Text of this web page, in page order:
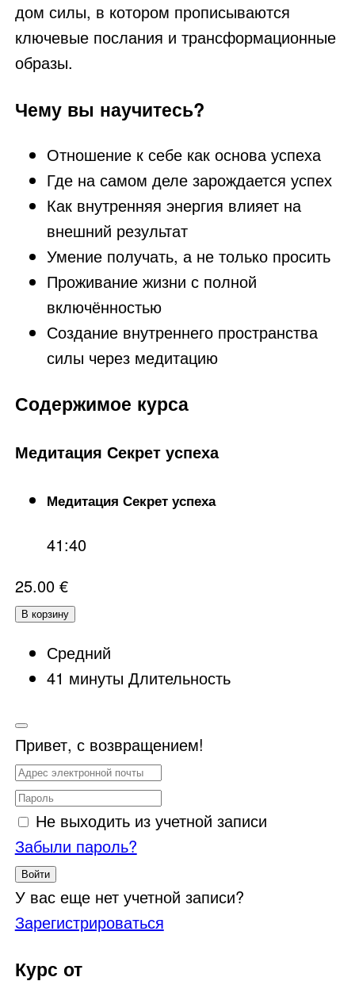
дом силы, в котором прописываются
ключевые послания и трансформационные
образы.
Чему вы научитесь?
Отношение к себе как основа успеха
Где на самом деле зарождается успех
Как внутренняя энергия влияет на
внешний результат
Умение получать, а не только просить
Проживание жизни с полной
включённостью
Создание внутреннего пространства
силы через медитацию
Содержимое курса
Медитация Секрет успеха
Медитация Секрет успеха
41:40
25.00 €
В корзину
Средний
41 минуты Длительность
Привет, с возвращением!
Не выходить из учетной записи
Забыли пароль?
Войти
У вас еще нет учетной записи?
Зарегистрироваться
Курс от